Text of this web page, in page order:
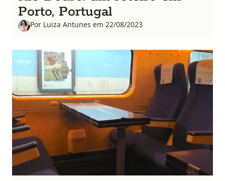
Porto, Portugal
Por Luiza Antunes em 22/08/2023